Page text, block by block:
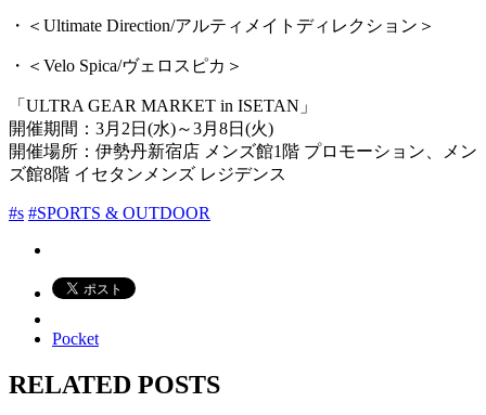
・＜Ultimate Direction/アルティメイトディレクション＞
・＜Velo Spica/ヴェロスピカ＞
「ULTRA GEAR MARKET in ISETAN」
開催期間：3月2日(水)～3月8日(火)
開催場所：伊勢丹新宿店 メンズ館1階 プロモーション、メン
ズ館8階 イセタンメンズ レジデンス
#s #SPORTS & OUTDOOR
Pocket
RELATED POSTS